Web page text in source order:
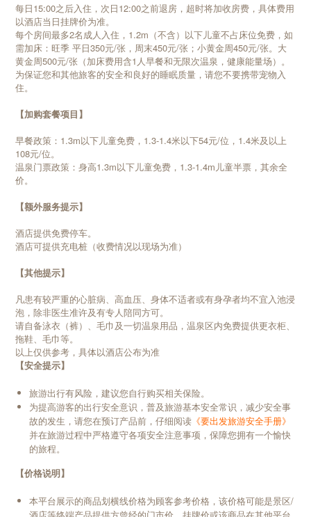
每日15:00之后入住，次日12:00之前退房，超时将加收房费，具体费用
以酒店当日挂牌价为准。
每个房间最多2名成人入住，1.2m（不含）以下儿童不占床位免费，如
需加床：旺季 平日350元/张，周末450元/张；小黄金周450元/张。大
黄金周500元/张（加床费用含1人早餐和无限次温泉，健康能量场）。
为保证您和其他旅客的安全和良好的睡眠质量，请您不要携带宠物入
住。
【加购套餐项目】
早餐政策：1.3m以下儿童免费，1.3-1.4米以下54元/位，1.4米及以上
108元/位。
温泉门票政策：身高1.3m以下儿童免费，1.3-1.4m儿童半票，其余全
价。
【额外服务提示】
酒店提供免费停车。
酒店可提供充电桩（收费情况以现场为准）
【其他提示】
凡患有较严重的心脏病、高血压、身体不适者或有身孕者均不宜入池浸
泡，除非医生准许及有专人陪同方可。
请自备泳衣（裤）、毛巾及一切温泉用品，温泉区内免费提供更衣柜、
拖鞋、毛巾等。
以上仅供参考，具体以酒店公布为准
【安全提示】
旅游出行有风险，建议您自行购买相关保险。
为提高游客的出行安全意识，普及旅游基本安全常识，减少安全事
故的发生，请您在预订产品前，仔细阅读 《要出发旅游安全手册》
并在旅游过程中严格遵守各项安全注意事项，保障您拥有一个愉快
的旅程。
【价格说明】
本平台展示的商品划横线价格为顾客参考价格，该价格可能是景区/
酒店等终端产品提供方曾经的门市价、挂牌价或该商品在其他平台